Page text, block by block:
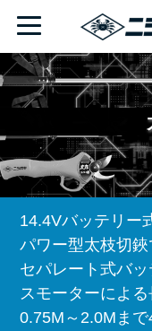
14.4Vバッテリー
パワー型太枝切鋏
セパレート式バ
スモーターによ
0.75M～2.0Mまで